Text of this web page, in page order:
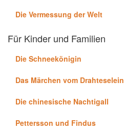
Die Vermessung der Welt
Für Kinder und Familien
Die Schneekönigin
Das Märchen vom Drahteselein
Die chinesische Nachtigall
Pettersson und Findus